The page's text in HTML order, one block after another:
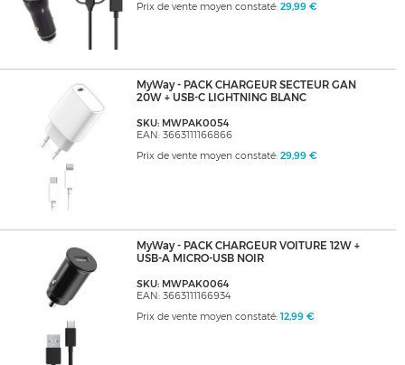
Prix de vente moyen constaté: 29,99 €
MyWay - PACK CHARGEUR SECTEUR GAN
20W + USB-C LIGHTNING BLANC
SKU: MWPAK0054
EAN: 3663111166866
Prix de vente moyen constaté: 29,99 €
MyWay - PACK CHARGEUR VOITURE 12W +
USB-A MICRO-USB NOIR
SKU: MWPAK0064
EAN: 3663111166934
Prix de vente moyen constaté: 12,99 €